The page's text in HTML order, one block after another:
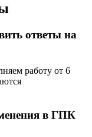
ответы на
работу от 6
в ГПК